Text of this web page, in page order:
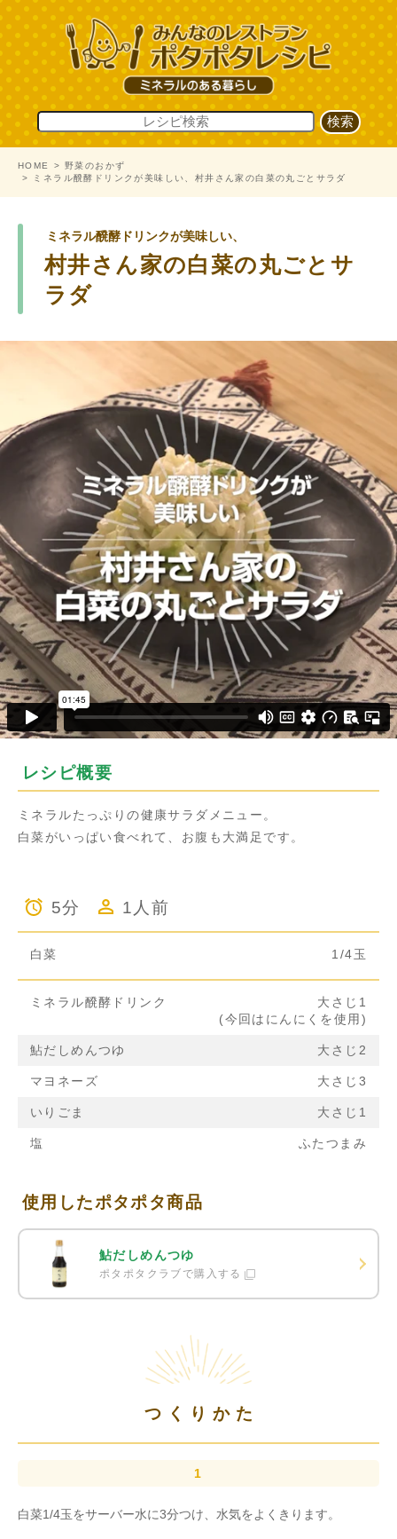
HOME
野菜のおかず
ミネラル醗酵ドリンクが美味しい、村井さん家の白菜の丸ごとサラダ
ミネラル醗酵ドリンクが美味しい、
村井さん家の白菜の丸ごとサ
ラダ
レシピ概要
ミネラルたっぷりの健康サラダメニュー。
白菜がいっぱい食べれて、お腹も大満足です。
5分 1人前
白菜 1/4玉
ミネラル醗酵ドリンク
大さじ1
(今回はにんにくを使用)
鮎だしめんつゆ 大さじ2
マヨネーズ 大さじ3
いりごま 大さじ1
塩 ふたつまみ
使用したポタポタ商品
鮎だしめんつゆ
ポタポタクラブで購入する
つくりかた
白菜1/4玉をサーバー水に3分つけ、水気をよくきります。